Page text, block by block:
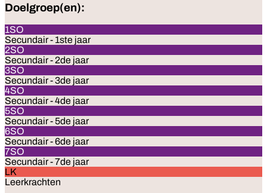
Doelgroep(en):
1SO
Secundair - 1ste jaar
2SO
Secundair - 2de jaar
3SO
Secundair - 3de jaar
4SO
Secundair - 4de jaar
5SO
Secundair - 5de jaar
6SO
Secundair - 6de jaar
7SO
Secundair - 7de jaar
LK
Leerkrachten